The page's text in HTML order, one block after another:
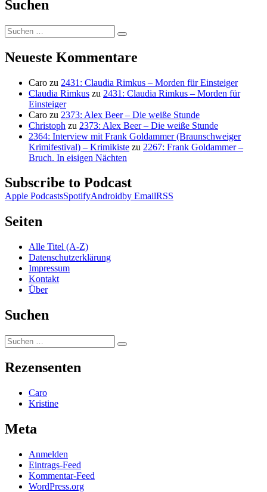
Suchen
Suchen
nach:
Suchen
Neueste Kommentare
Caro zu 2431: Claudia Rimkus – Morden für Einsteiger
Claudia Rimkus zu 2431: Claudia Rimkus – Morden für
Einsteiger
Caro zu 2373: Alex Beer – Die weiße Stunde
Christoph zu 2373: Alex Beer – Die weiße Stunde
2364: Interview mit Frank Goldammer (Braunschweiger
Krimifestival) – Krimikiste zu 2267: Frank Goldammer –
Bruch. In eisigen Nächten
Subscribe to Podcast
Apple PodcastsSpotifyAndroidby EmailRSS
Seiten
Alle Titel (A-Z)
Datenschutzerklärung
Impressum
Kontakt
Über
Suchen
Suchen
nach:
Suchen
Rezensenten
Caro
Kristine
Meta
Anmelden
Eintrags-Feed
Kommentar-Feed
WordPress.org